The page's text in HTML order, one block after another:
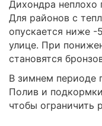
Дихондра неплохо
Для районов с
опускается ниже -
улице. При
становятся
В зимнем периоде
Полив и
чтобы ограничить